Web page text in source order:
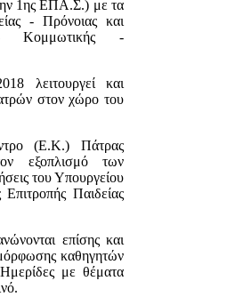
1ης ΕΠΑ.Σ.) με τα
- Πρόνοιας και
- Κομμωτικής -
λειτουργεί και
στον χώρο του
(Ε.Κ.) Πάτρας
εξοπλισμό των
του Υπουργείου
Παιδείας
επίσης και
καθηγητών
με θέματα